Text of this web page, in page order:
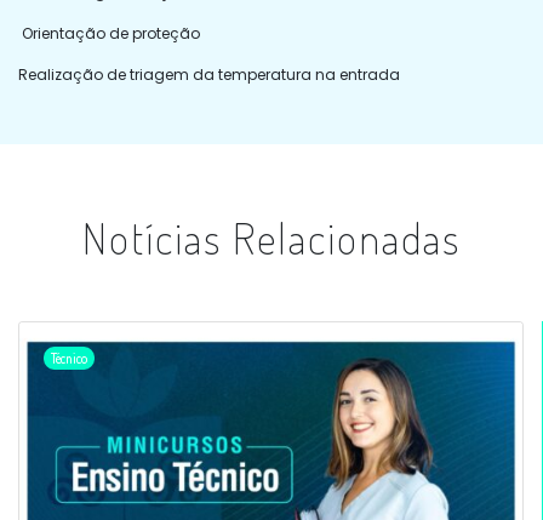
Orientação de proteção
Realização de triagem da temperatura na entrada
Notícias Relacionadas
Técnico